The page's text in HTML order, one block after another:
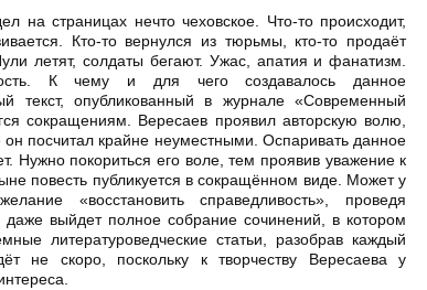
на страницах нечто чеховское. Что-то происходит,
Кто-то вернулся из тюрьмы, кто-то продаёт
летят, солдаты бегают. Ужас, апатия и фанатизм.
К чему и для чего создавалось данное
текст, опубликованный в журнале «Современный
сокращениям. Вересаев проявил авторскую волю,
посчитал крайне неуместными. Оспаривать данное
Нужно покориться его воле, тем проявив уважение к
повесть публикуется в сокращённом виде. Может у
«восстановить справедливость», проведя
выйдет полное собрание сочинений, в котором
литературоведческие статьи, разобрав каждый
не скоро, поскольку к творчеству Вересаева у